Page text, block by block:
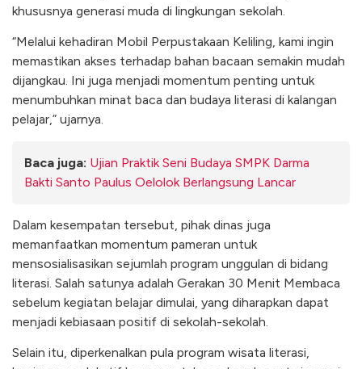
khususnya generasi muda di lingkungan sekolah.
“Melalui kehadiran Mobil Perpustakaan Keliling, kami ingin
memastikan akses terhadap bahan bacaan semakin mudah
dijangkau. Ini juga menjadi momentum penting untuk
menumbuhkan minat baca dan budaya literasi di kalangan
pelajar,” ujarnya.
Baca juga: Ujian Praktik Seni Budaya SMPK Darma
Bakti Santo Paulus Oelolok Berlangsung Lancar
Dalam kesempatan tersebut, pihak dinas juga
memanfaatkan momentum pameran untuk
mensosialisasikan sejumlah program unggulan di bidang
literasi. Salah satunya adalah Gerakan 30 Menit Membaca
sebelum kegiatan belajar dimulai, yang diharapkan dapat
menjadi kebiasaan positif di sekolah-sekolah.
Selain itu, diperkenalkan pula program wisata literasi,